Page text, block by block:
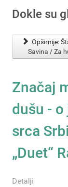
Dokle su
Opširnije:
Savina / Za
Značaj
dušu -
srca
„Duet“
Detalji